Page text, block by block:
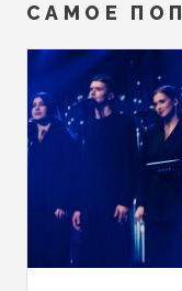
САМОЕ